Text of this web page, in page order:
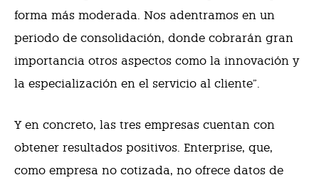
forma más moderada. Nos adentramos en un
periodo de consolidación, donde cobrarán gran
importancia otros aspectos como la innovación y
la especialización en el servicio al cliente”.
Y en concreto, las tres empresas cuentan con
obtener resultados positivos. Enterprise, que,
como empresa no cotizada, no ofrece datos de